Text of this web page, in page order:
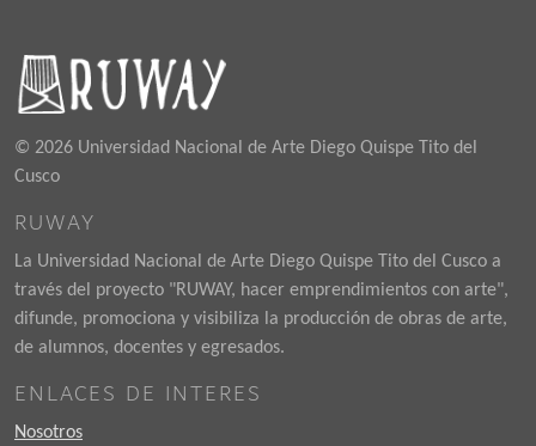
© 2026 Universidad Nacional de Arte Diego Quispe Tito del
Cusco
RUWAY
La Universidad Nacional de Arte Diego Quispe Tito del Cusco a
través del proyecto "RUWAY, hacer emprendimientos con arte",
difunde, promociona y visibiliza la producción de obras de arte,
de alumnos, docentes y egresados.
ENLACES DE INTERES
Nosotros